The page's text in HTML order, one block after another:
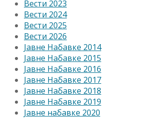
Вести 2023
Вести 2024
Вести 2025
Вести 2026
Јавне Набавке 2014
Јавне Набавке 2015
Јавне Набавке 2016
Јавне Набавке 2017
Јавне Набавке 2018
Јавне Набавке 2019
Јавне набавке 2020